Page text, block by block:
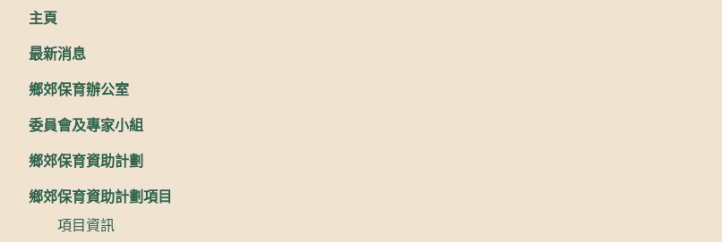
主頁
最新消息
鄉郊保育辦公室
委員會及專家小組
鄉郊保育資助計劃
鄉郊保育資助計劃項目
項目資訊